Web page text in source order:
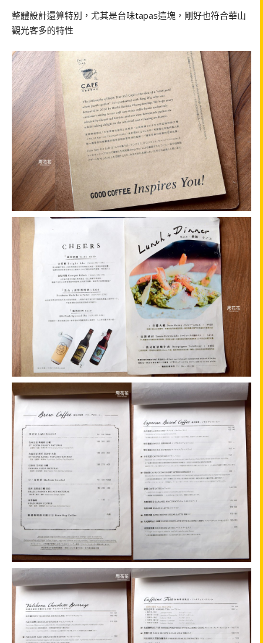
整體設計還算特別，尤其是台味tapas這塊，剛好也符合華山
觀光客多的特性